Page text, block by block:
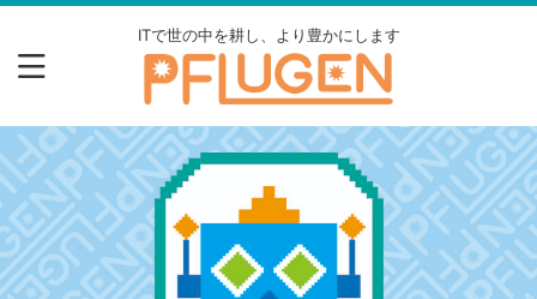
ITで世の中を耕し、より豊かにします